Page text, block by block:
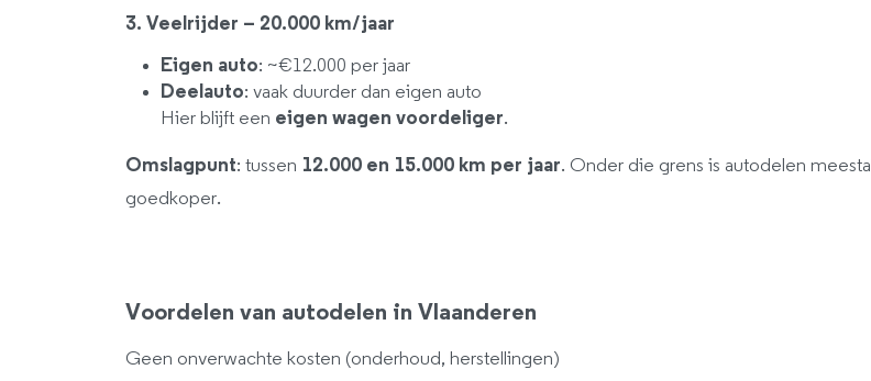
3. Veelrijder – 20.000 km/jaar
Eigen auto: ~€12.000 per jaar
Deelauto: vaak duurder dan eigen auto
Hier blijft een eigen wagen voordeliger.
Omslagpunt: tussen 12.000 en 15.000 km per jaar. Onder die grens is autodelen meestal
goedkoper.
Voordelen van autodelen in Vlaanderen
Geen onverwachte kosten (onderhoud, herstellingen)